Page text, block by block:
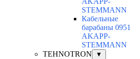
STEMMANN
Кабельные
барабаны 0951
AKAPP-
STEMMANN
TEHNOTRON
▼